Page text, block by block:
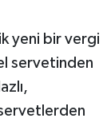
yeni bir vergi
servetinden
servetlerden